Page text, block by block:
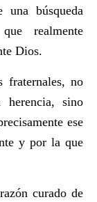
búsqueda
realmente
Dios.
fraternales, no
herencia, sino
ese
y por la que
curado de